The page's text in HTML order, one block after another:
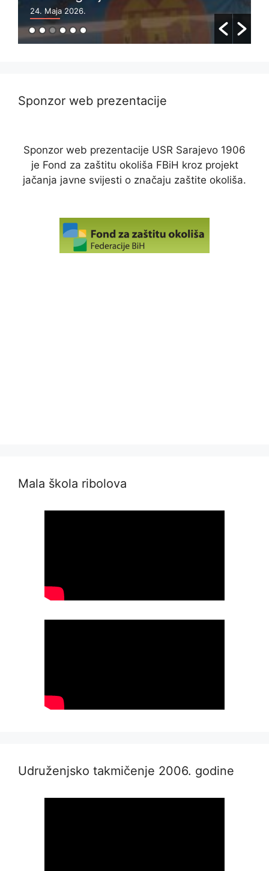
24. Maja 2026.
Sponzor web prezentacije
Sponzor web prezentacije USR Sarajevo 1906
je Fond za zaštitu okoliša FBiH kroz projekt
jačanja javne svijesti o značaju zaštite okoliša.
Mala škola ribolova
Udruženjsko takmičenje 2006. godine